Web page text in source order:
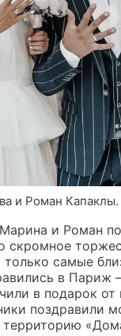
и Роман
и Роман
скромное
самые
в Париж
в подарок
поздравили
территорию